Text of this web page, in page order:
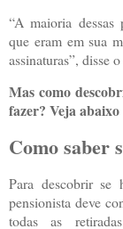
“A maioria dessas
que eram em sua
assinaturas”, disse
Mas como
fazer? Veja abaixo
Como saber
Para descobrir se
pensionista deve
todas as